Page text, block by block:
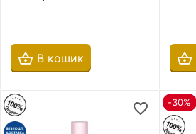
В кошик
-30%